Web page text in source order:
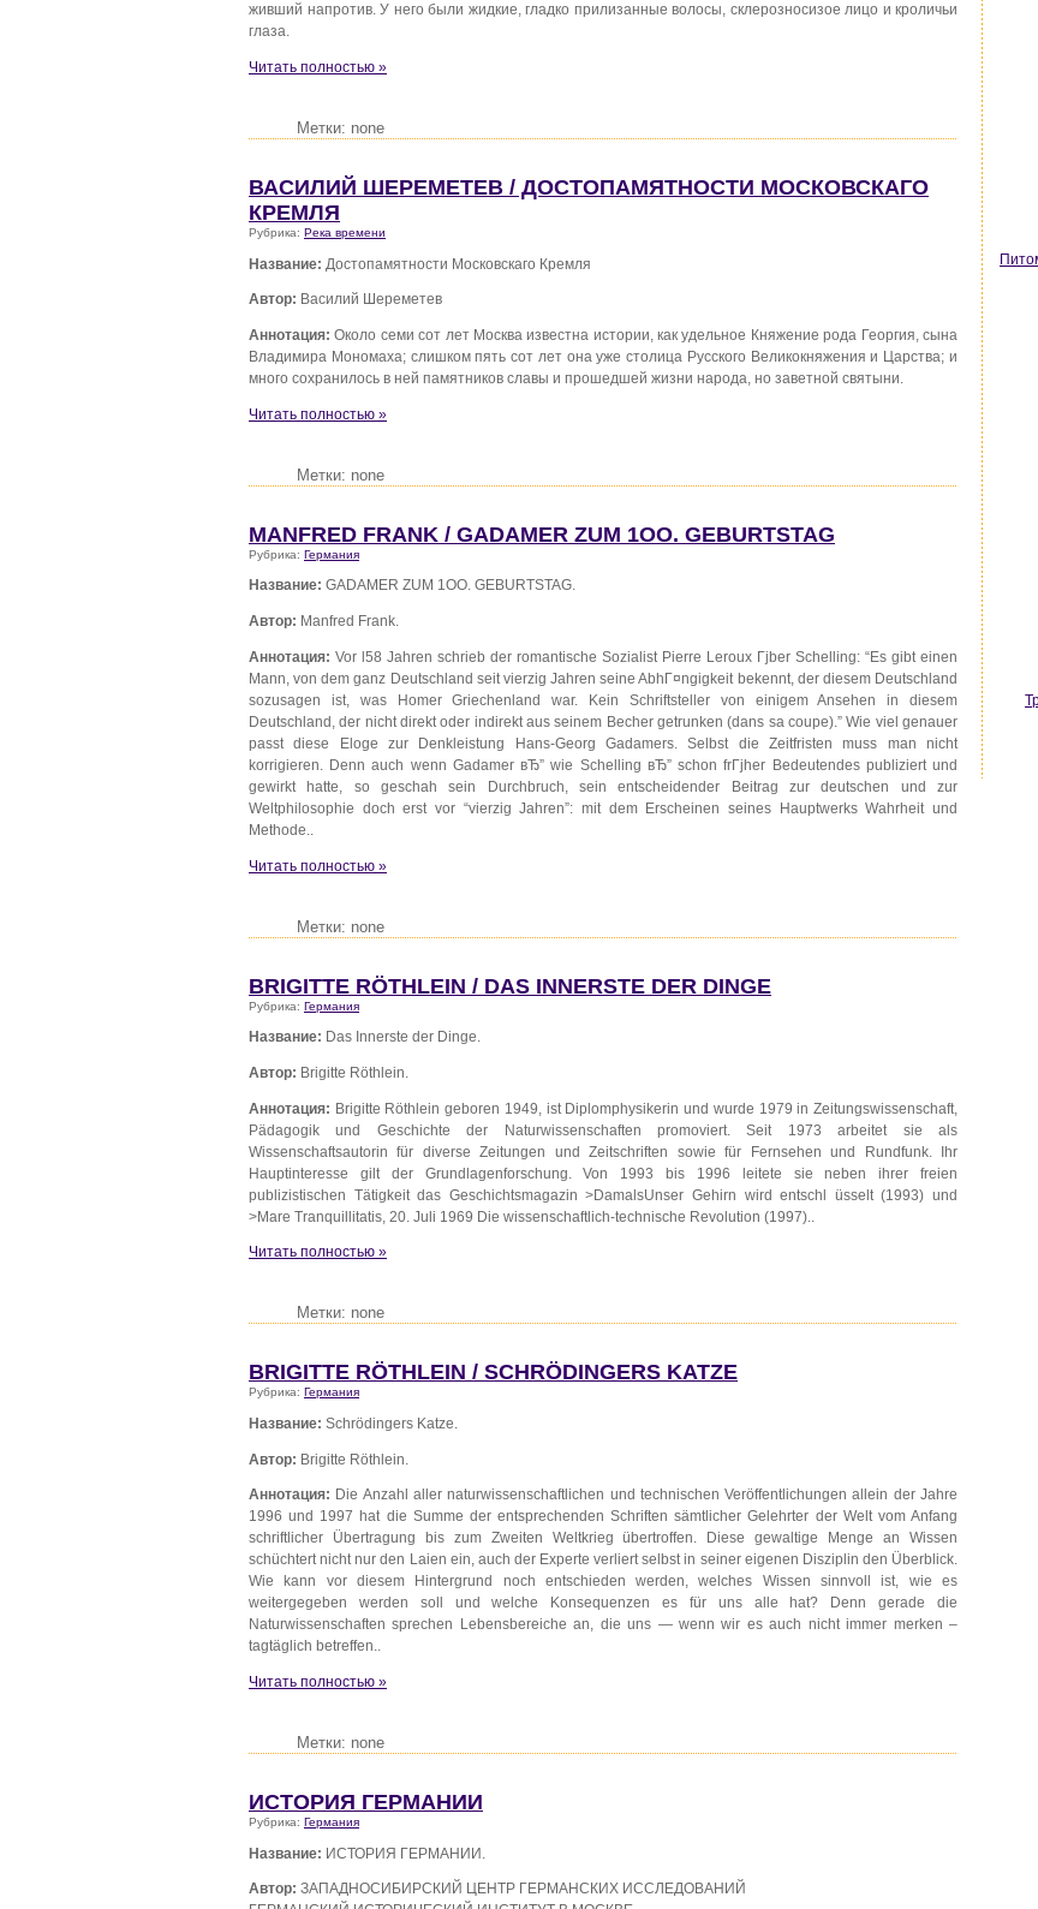
живший напротив. У него были жидкие, гладко прилизанные волосы, склерозносизое лицо и кроличьи
глаза.
Читать полностью »
Метки: none
ВАСИЛИЙ ШЕРЕМЕТЕВ / ДОСТОПАМЯТНОСТИ МОСКОВСКАГО
КРЕМЛЯ
Рубрика: Река времени
Название: Достопамятности Московскаго Кремля
Автор: Василий Шереметев
Аннотация:Около семи сот лет Москва известна истории, как удельное Княжение рода Георгия, сына
Владимира Мономаха; слишком пять сот лет она уже столица Русского Великокняжения и Царства; и
много сохранилось в ней памятников славы и прошедшей жизни народа, но заветной святыни.
Читать полностью »
Метки: none
MANFRED FRANK / GADAMER ZUM 1OO. GEBURTSTAG
Рубрика: Германия
Название: GADAMER ZUM 1OO. GEBURTSTAG.
Автор: Manfred Frank.
Аннотация: Vor l58 Jahren schrieb der romantische Sozialist Pierre Leroux Гјber Schelling: “Es gibt einen
Mann, von dem ganz Deutschland seit vierzig Jahren seine AbhГ¤ngigkeit bekennt, der diesem Deutschland
sozusagen ist, was Homer Griechenland war. Kein Schriftsteller von einigem Ansehen in diesem
Deutschland, der nicht direkt oder indirekt aus seinem Becher getrunken (dans sa coupe).” Wie viel genauer
passt diese Eloge zur Denkleistung Hans-Georg Gadamers. Selbst die Zeitfristen muss man nicht
korrigieren. Denn auch wenn Gadamer вЂ” wie Schelling вЂ” schon frГјher Bedeutendes publiziert und
gewirkt hatte, so geschah sein Durchbruch, sein entscheidender Beitrag zur deutschen und zur
Weltphilosophie doch erst vor “vierzig Jahren”: mit dem Erscheinen seines Hauptwerks Wahrheit und
Methode..
Читать полностью »
Метки: none
BRIGITTE RÖTHLEIN / DAS INNERSTE DER DINGE
Рубрика: Германия
Название: Das Innerste der Dinge.
Автор: Brigitte Röthlein.
Аннотация: Brigitte Röthlein geboren 1949, ist Diplomphysikerin und wurde 1979 in Zeitungswissenschaft,
Pädagogik und Geschichte der Naturwissenschaften promoviert. Seit 1973 arbeitet sie als
Wissenschaftsautorin für diverse Zeitungen und Zeitschriften sowie für Fernsehen und Rundfunk. Ihr
Hauptinteresse gilt der Grundlagenforschung. Von 1993 bis 1996 leitete sie neben ihrer freien
publizistischen Tätigkeit das Geschichtsmagazin >DamalsUnser Gehirn wird entschl üsselt (1993) und
>Mare Tranquillitatis, 20. Juli 1969 Die wissenschaftlich-technische Revolution (1997)..
Читать полностью »
Метки: none
BRIGITTE RÖTHLEIN / SCHRÖDINGERS KATZE
Рубрика: Германия
Название: Schrödingers Katze.
Автор: Brigitte Röthlein.
Аннотация: Die Anzahl aller naturwissenschaftlichen und technischen Veröffentlichungen allein der Jahre
1996 und 1997 hat die Summe der entsprechenden Schriften sämtlicher Gelehrter der Welt vom Anfang
schriftlicher Übertragung bis zum Zweiten Weltkrieg übertroffen. Diese gewaltige Menge an Wissen
schüchtert nicht nur den Laien ein, auch der Experte verliert selbst in seiner eigenen Disziplin den Überblick.
Wie kann vor diesem Hintergrund noch entschieden werden, welches Wissen sinnvoll ist, wie es
weitergegeben werden soll und welche Konsequenzen es für uns alle hat? Denn gerade die
Naturwissenschaften sprechen Lebensbereiche an, die uns — wenn wir es auch nicht immer merken –
tagtäglich betreffen..
Читать полностью »
Метки: none
ИСТОРИЯ ГЕРМАНИИ
Рубрика: Германия
Название: ИСТОРИЯ ГЕРМАНИИ.
Автор: ЗАПАДНОСИБИРСКИЙ ЦЕНТР ГЕРМАНСКИХ ИССЛЕДОВАНИЙ